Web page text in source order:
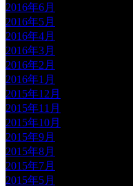
2016年6月
2016年5月
2016年4月
2016年3月
2016年2月
2016年1月
2015年12月
2015年11月
2015年10月
2015年9月
2015年8月
2015年7月
2015年5月